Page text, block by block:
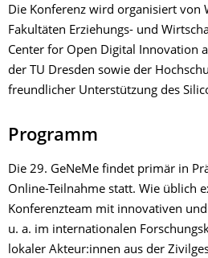
Die Konferenz wird organisiert von
Fakultäten Erziehungs- und
Center for Open Digital Innovation
der TU Dresden sowie der
freundlicher Unterstützung des
Programm
Die 29. GeNeMe findet primär in
Online-Teilnahme statt. Wie üblich
Konferenzteam mit innovativen
u. a. im internationalen
lokaler Akteur:innen aus der